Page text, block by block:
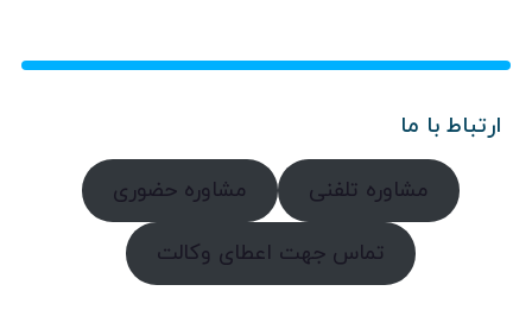
ارتباط با ما
مشاوره تلفنی مشاوره حضوری
تماس جهت اعطای وکالت